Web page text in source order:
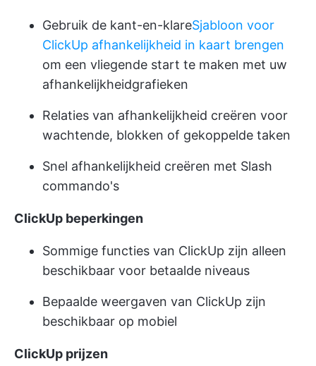
Gebruik de kant-en-klareSjabloon voor
ClickUp afhankelijkheid in kaart brengen
om een vliegende start te maken met uw
afhankelijkheidgrafieken
Relaties van afhankelijkheid creëren voor
wachtende, blokken of gekoppelde taken
Snel afhankelijkheid creëren met Slash
commando's
ClickUp beperkingen
Sommige functies van ClickUp zijn alleen
beschikbaar voor betaalde niveaus
Bepaalde weergaven van ClickUp zijn
beschikbaar op mobiel
ClickUp prijzen